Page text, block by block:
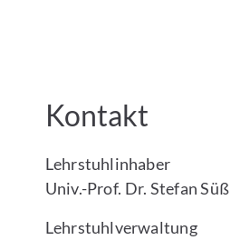
Kontakt
Lehrstuhlinhaber
Univ.-Prof. Dr. Stefan Süß
Lehrstuhlverwaltung